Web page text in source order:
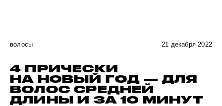
волосы 21 декабря 2022
4 ПРИЧЕСКИ
НА НОВЫЙ ГОД — ДЛЯ
ВОЛОС СРЕДНЕЙ
ДЛИНЫ И ЗА 10 МИНУТ